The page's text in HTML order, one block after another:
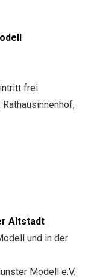
frei
Altstadt
und in der
Modell e.V.